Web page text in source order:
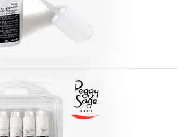
Produits
COLLE
TRANSPARENTE